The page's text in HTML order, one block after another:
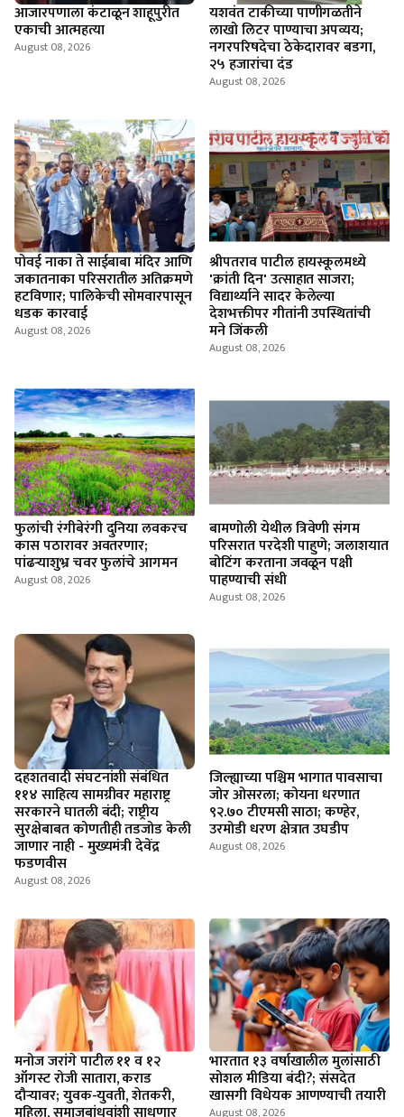
आजारपणाला कंटाळून शाहूपुरीत
एकाची आत्महत्या
August 08, 2026
यशवंत टाकीच्या पाणीगळतीने
लाखो लिटर पाण्याचा अपव्यय;
नगरपरिषदेचा ठेकेदारावर बडगा,
२५ हजारांचा दंड
August 08, 2026
पोवई नाका ते साईबाबा मंदिर आणि
जकातनाका परिसरातील अतिक्रमणे
हटविणार; पालिकेची सोमवारपासून
धडक कारवाई
August 08, 2026
श्रीपतराव पाटील हायस्कूलमध्ये
'क्रांती दिन' उत्साहात साजरा;
विद्यार्थ्याने सादर केलेल्या
देशभक्तीपर गीतांनी उपस्थितांची
मने जिंकली
August 08, 2026
फुलांची रंगीबेरंगी दुनिया लवकरच
कास पठारावर अवतरणार;
पांढऱ्याशुभ्र चवर फुलांचे आगमन
August 08, 2026
बामणोली येथील त्रिवेणी संगम
परिसरात परदेशी पाहुणे; जलाशयात
बोटिंग करताना जवळून पक्षी
पाहण्याची संधी
August 08, 2026
दहशतवादी संघटनांशी संबंधित
११४ साहित्य सामग्रीवर महाराष्ट्र
सरकारने घातली बंदी; राष्ट्रीय
सुरक्षेबाबत कोणतीही तडजोड केली
जाणार नाही - मुख्यमंत्री देवेंद्र
फडणवीस
August 08, 2026
जिल्ह्याच्या पश्चिम भागात पावसाचा
जोर ओसरला; कोयना धरणात
९२.७० टीएमसी साठा; कण्हेर,
उरमोडी धरण क्षेत्रात उघडीप
August 08, 2026
मनोज जरांगे पाटील ११ व १२
ऑगस्ट रोजी सातारा, कराड
दौऱ्यावर; युवक-युवती, शेतकरी,
भारतात १३ वर्षाखालील मुलांसाठी
सोशल मीडिया बंदी?; संसदेत
खासगी विधेयक आणण्याची तयारी
August 08, 2026